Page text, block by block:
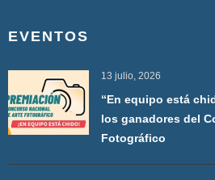
EVENTOS
13 julio, 2026
“En equipo está
los ganadores del
Fotográfico